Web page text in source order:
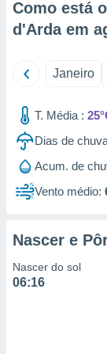
medir
da
medir o
os
ou
de dados
Como está
d'Arda em
Janeiro
T. Média :
Dias de
Acum. de
Vento médio:
Nascer e
Nascer do sol
06:16